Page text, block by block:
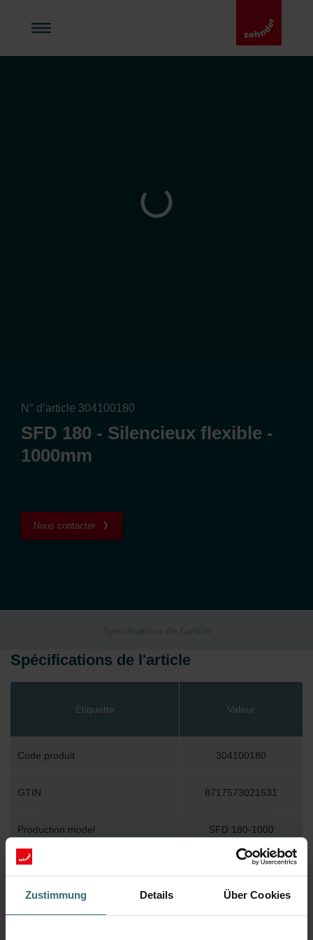
Zustimmung Details Über Cookies
N° d’article 304100180
SFD 180 - Silencieux flexible -
1000mm
Nous contacter
Spécifications de l'article
Spécifications de l'article
Étiquette Valeur
Code produit 304100180
GTIN 8717573021531
Production model SFD 180-1000
amortissement 2000 Hz 35.1 dB
amortissement 63 Hz